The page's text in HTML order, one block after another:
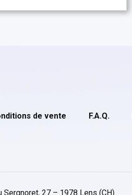
de vente F.A.Q.
Sergnoret, 27 – 1978 Lens (CH)